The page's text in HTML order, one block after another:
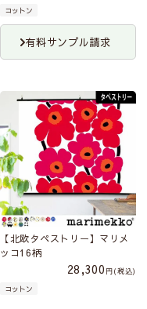
コットン
有料サンプル請求
【北欧タペストリー】マリメ
ッコ16柄
28,300
税込
コットン